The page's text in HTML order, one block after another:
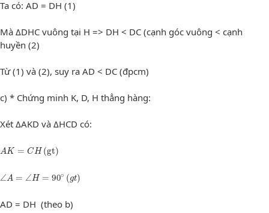
Ta có: AD = DH (1)
Mà ΔDHC vuông tại H => DH < DC (cạnh góc vuông < cạnh
huyền (2)
Từ (1) và (2), suy ra AD < DC (đpcm)
c) * Chứng minh K, D, H thẳng hàng:
Xét ΔAKD và ΔHCD có:
AK = CH (gt)
A K= (gt)
∠A = ∠H = 90∘ (gt)
∠ A H =90 g )
AD = DH (theo b)